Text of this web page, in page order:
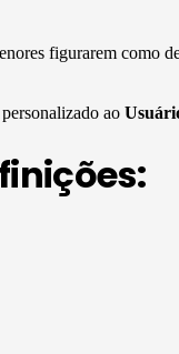
figurarem como
ao